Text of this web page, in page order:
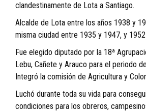
clandestinamente de Lota a Santiago.
Alcalde de Lota entre los años 1938 y
misma ciudad entre 1935 y 1947, y
Fue elegido diputado por la 18ª
Lebu, Cañete y Arauco para el periodo
Integró la comisión de Agricultura y
Luchó durante toda su vida para
condiciones para los obreros,